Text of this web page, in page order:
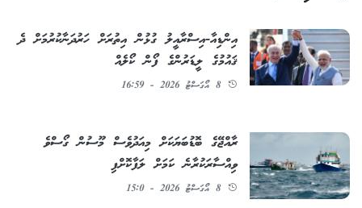
އިންޑިއާ-އިސްރާއީލު ގުޅުން އިތުރަށް ހަރުދަނާކުރުމަށް ދެ
ޤައުމުގެ ލީޑަރުންގެ ފޯން ކޯލެއް
8 އޯގަސްޓު 2026 - 16:59
ރާއްޖޭގެ ބޮޑުބަޔަކަށް މިއަދުވެސް މޫސުން ގޯސްވެ
ވިއްސާރަކުރާނެ ކަމަށް ލަފާކޮށްފި
8 އޯގަސްޓު 2026 - 15:0